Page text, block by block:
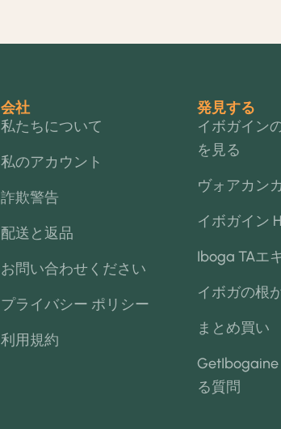
会社
私たちについて
私のアカウント
詐欺警告
配送と返品
お問い合わせください
プライバシー ポリシー
利用規約
発見する
イボガイン
を見る
ヴォアカン
イボガイン
Iboga TAエ
イボガの根
まとめ買い
る質問